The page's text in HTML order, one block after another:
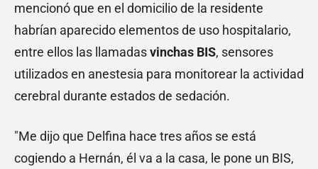
mencionó que en el domicilio de la residente
habrían aparecido elementos de uso hospitalario,
entre ellos las llamadasvinchas BIS, sensores
utilizados en anestesia para monitorear la actividad
cerebral durante estados de sedación.
"Me dijo que Delfina hace tres años se está
cogiendo a Hernán, él va a la casa, le pone un BIS,